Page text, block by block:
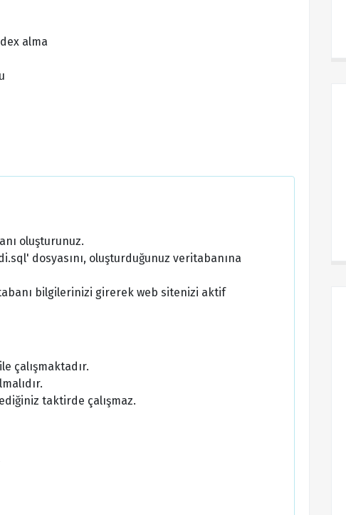
alma
oluşturunuz.
dosyasını, oluşturduğunuz veritabanına
bilgilerinizi girerek web sitenizi aktif
çalışmaktadır.
taktirde çalışmaz.